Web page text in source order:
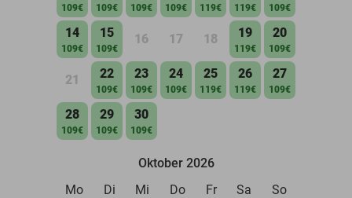
109€ 109€ 109€ 109€ 119€ 119€ 109€
14
109€
15
109€
16 17 18 19
119€
20
109€
21 22
109€
23
109€
24
109€
25
119€
26
119€
27
109€
28
109€
29
109€
30
109€
Oktober 2026
Mo
Di Mi Do Fr Sa So